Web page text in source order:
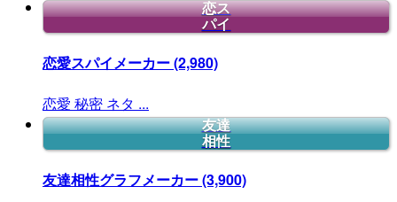
恋ス
パイ
恋愛スパイメーカー(2,980)
恋愛 秘密 ネタ ...
友達
相性
友達相性グラフメーカー(3,900)